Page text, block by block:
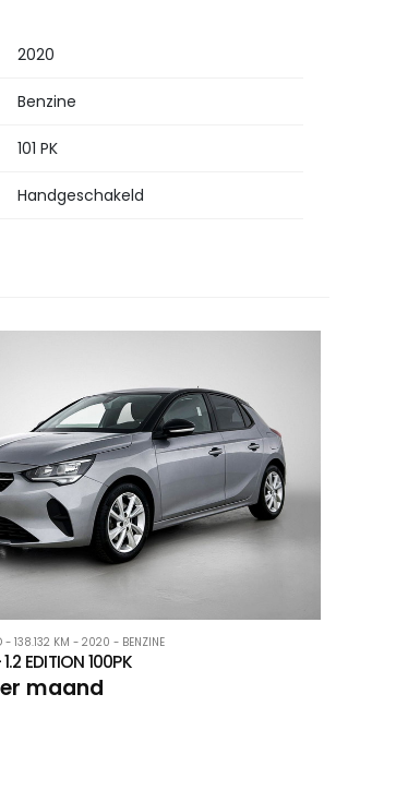
2020
Benzine
101 PK
Handgeschakeld
- 138.132 KM - 2020 - BENZINE
EDITION 100PK
maand